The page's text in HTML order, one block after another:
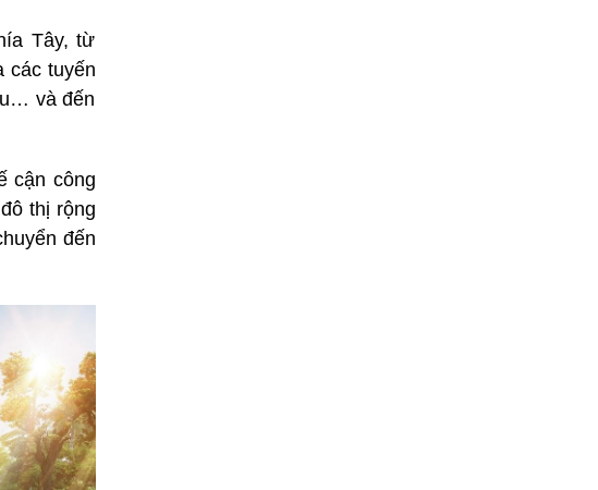
Tây, từ
các tuyến
và đến
cận công
thị rộng
đến